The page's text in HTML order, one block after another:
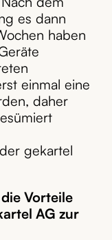
es dann
haben
einmal eine
daher
gekartel
Vorteile
AG zur